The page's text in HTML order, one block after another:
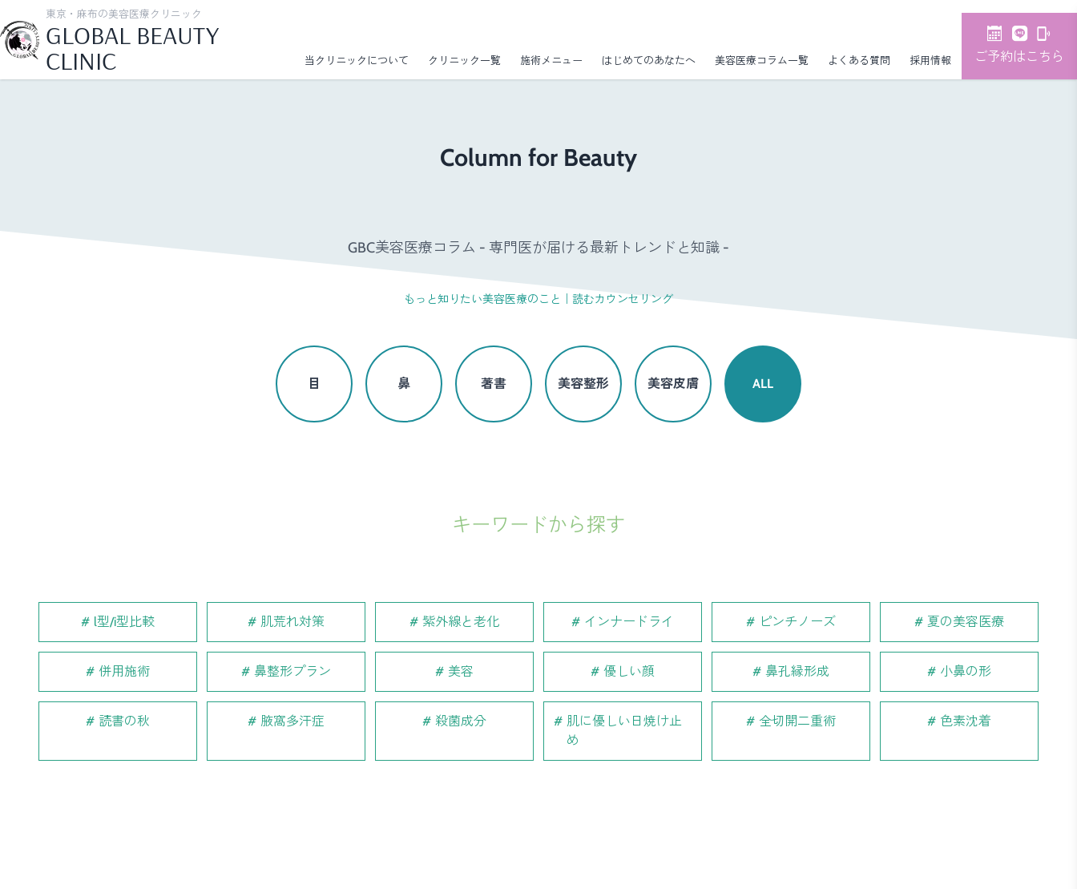
東京・麻布の美容医療クリニック
GLOBAL BEAUTY
CLINIC
当クリニックについて クリニック一覧 施術メニュー はじめてのあなたへ 美容医療コラム一覧 よくある質問 採用情報 ご予約はこちら
Column for Beauty
GBC美容医療コラム - 専門医が届ける最新トレンドと知識 -
もっと知りたい美容医療のこと｜読むカウンセリング
目 鼻 著書 美容整形 美容皮膚 ALL
キーワードから探す
l型/i型比較 肌荒れ対策 紫外線と老化 インナードライ ピンチノーズ 夏の美容医療
併用施術 鼻整形プラン 美容 優しい顔 鼻孔縁形成 小鼻の形
読書の秋 腋窩多汗症 殺菌成分
肌に優しい日焼け止
め
全切開二重術 色素沈着